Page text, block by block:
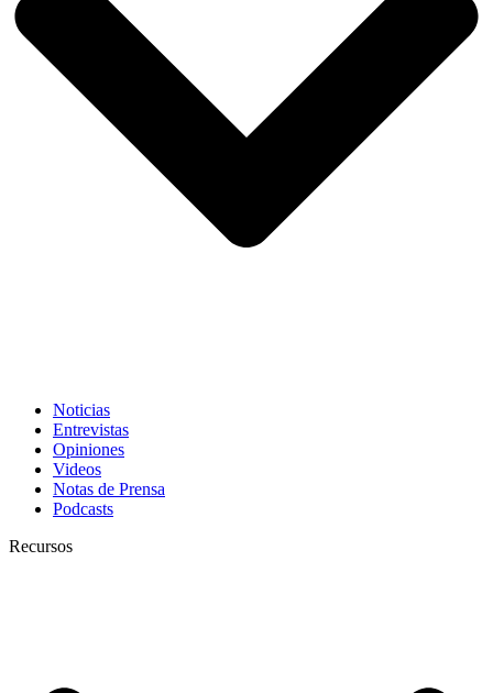
Noticias
Entrevistas
Opiniones
Videos
Notas de Prensa
Podcasts
Recursos